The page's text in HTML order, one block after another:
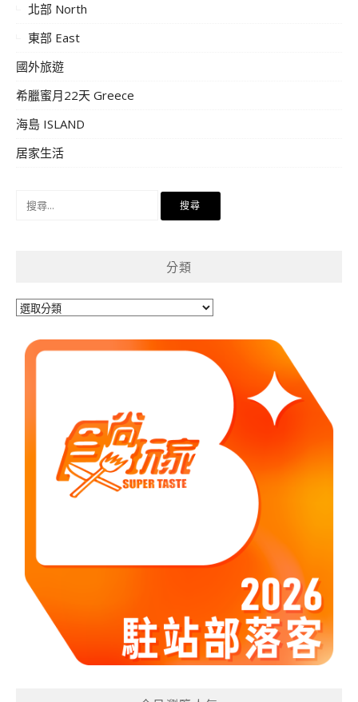
北部 North
東部 East
國外旅遊
希臘蜜月22天 Greece
海島 ISLAND
居家生活
分類
分